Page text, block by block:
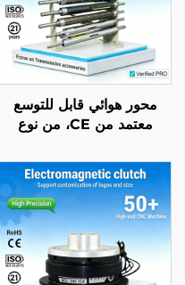
محور هوائي قابل للتوسع
معتمد من CE، من نوع
الألومنيوم، أسطوانة نسيجية
منخفضة الاحتكاك